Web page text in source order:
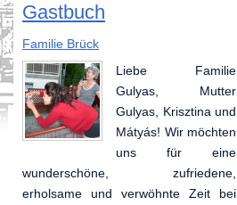
Gastbuch
Familie Brück
Liebe Familie
Gulyas, Mutter
Gulyas, Krisztina und
Mátyás! Wir möchten
uns für eine
wunderschöne, zufriedene,
erholsame und verwöhnte Zeit bei
Annabell und Marc
Vielen Dank für die
schöne Zeit die wir
hier vorbringen
durften. Es hat Spaß
gemacht Ungarn
kennenzulernen im so freundlicher
und melter Geschaft. Hoffentlich